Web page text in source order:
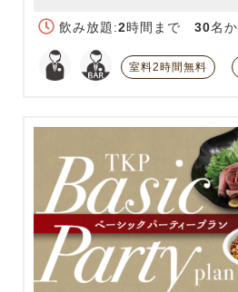
飲み放題:2時間まで 30名
室料2時間無料